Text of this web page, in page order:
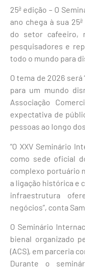
25ª edição – O
ano chega à sua
do setor cafeeiro,
pesquisadores e
todo o mundo para
O tema de 2026
para um mundo
Associação
expectativa de
pessoas ao longo
“O XXV Seminário
como sede oficial
complexo portuário
a ligação histórica e
infraestrutura
negócios”, conta
O Seminário
bienal organizado
(ACS), em parceria
Durante o